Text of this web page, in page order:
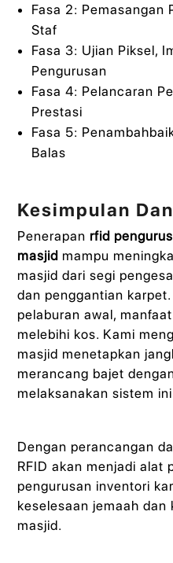
Fasa 2: Pemasangan
Staf
Fasa 3: Ujian Piksel,
Pengurusan
Fasa 4: Pelancaran
Prestasi
Fasa 5:
Balas
Kesimpulan
Penerapan rfid
masjid mampu
masjid dari segi
dan penggantian
pelaburan awal,
melebihi kos. Kami
masjid menetapkan
merancang bajet
melaksanakan sistem
Dengan perancangan
RFID akan menjadi alat
pengurusan inventori
keselesaan jemaah
masjid.